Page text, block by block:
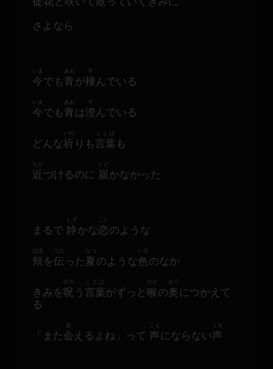
さよなら
今
いま
でも青
あお
が棲
す
んでいる
今
いま
でも青
あお
は澄
す
んでいる
どんな祈
いの
りも言葉
ことば
も
近
ちか
づけるのに 届
とど
かなかった
まるで 静
しず
かな恋
こい
のような
頬
ほほ
を伝
つた
った夏
なつ
のような色
いろ
のなか
きみを呪
のろ
う 言葉
ことば
がずっと 喉
のど
の奥
おく
につかえて
る
「また会
あ
えるよね」って 声
こえ
にならない声
こえ